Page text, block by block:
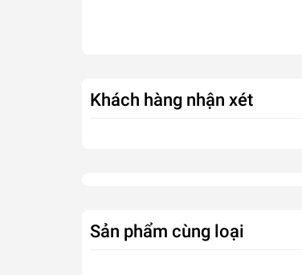
Khách hàng nhận xét
Sản phẩm cùng loại